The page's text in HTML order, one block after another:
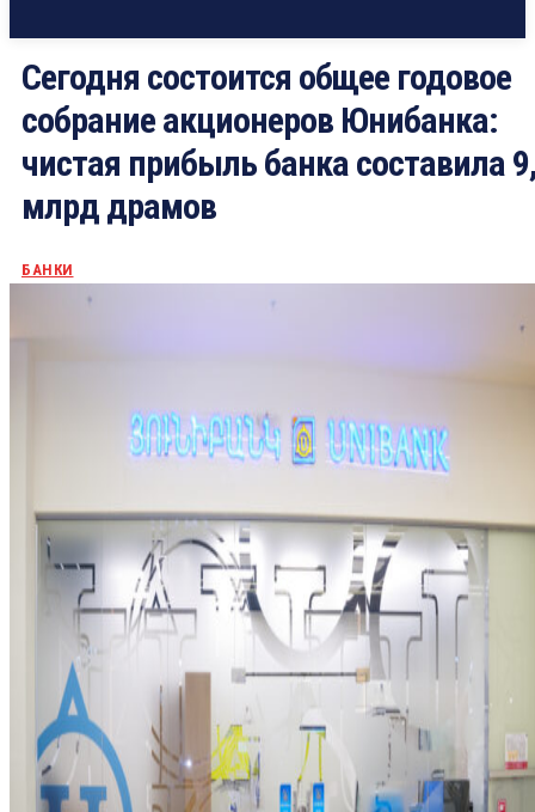
Сегодня состоится oбщее годовое
собрание акционеров Юнибанка:
чистая прибыль банка составила
млрд драмов
БАНКИ